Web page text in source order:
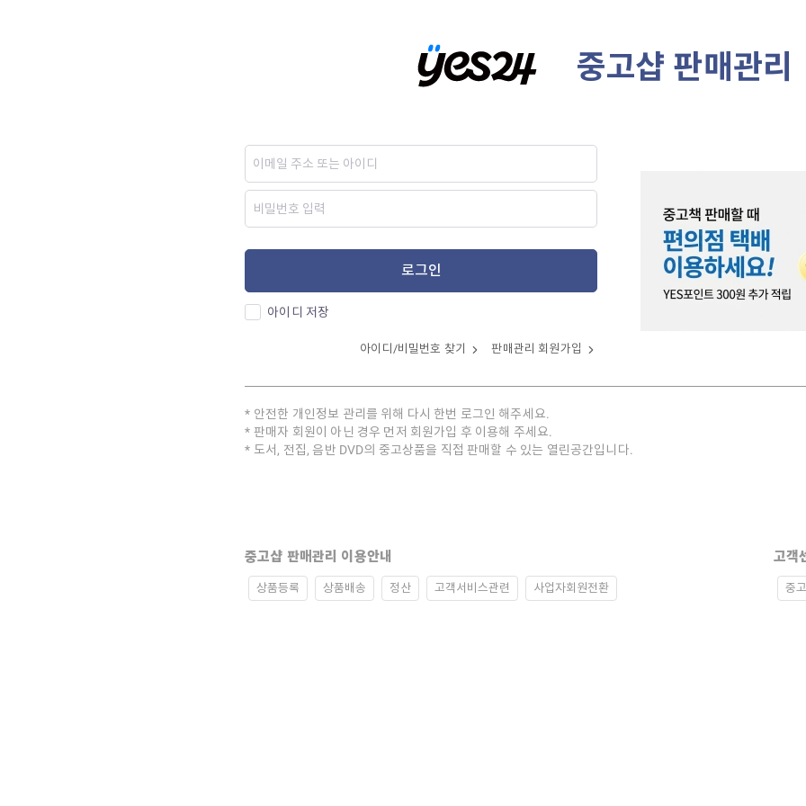
중고샵 판매관리
로그인
아이디 저장
아이디/비밀번호 찾기 판매관리 회원가입
안전한 개인정보 관리를 위해 다시 한번 로그인 해주세요.
판매자 회원이 아닌 경우 먼저 회원가입 후 이용해 주세요.
도서, 전집, 음반 DVD의 중고상품을 직접 판매할 수 있는 열린공간입니다.
중고샵 판매관리 이용안내
상품등록 상품배송 정산 고객서비스관련 사업자회원전환
고객
중